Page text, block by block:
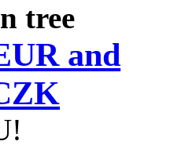
tree
and